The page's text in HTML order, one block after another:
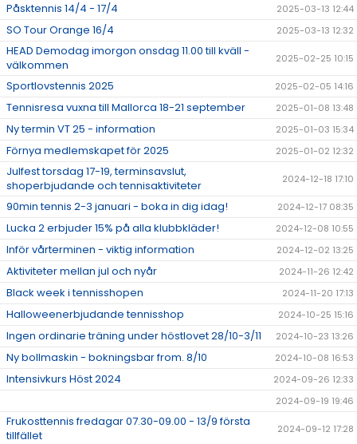
Påsktennis 14/4 - 17/4 2025-03-13 12:44
SO Tour Orange 16/4 2025-03-13 12:32
HEAD Demodag imorgon onsdag 11.00 till kväll -
välkommen
2025-02-25 10:15
Sportlovstennis 2025 2025-02-05 14:16
Tennisresa vuxna till Mallorca 18-21 september 2025-01-08 13:48
Ny termin VT 25 - information 2025-01-03 15:34
Förnya medlemskapet för 2025 2025-01-02 12:32
Julfest torsdag 17-19, terminsavslut,
shoperbjudande och tennisaktiviteter
2024-12-18 17:10
90min tennis 2-3 januari - boka in dig idag! 2024-12-17 08:35
Lucka 2 erbjuder 15% på alla klubbkläder! 2024-12-08 10:55
Inför vårterminen - viktig information 2024-12-02 13:25
Aktiviteter mellan jul och nyår 2024-11-26 12:42
Black week i tennisshopen 2024-11-20 17:13
Halloweenerbjudande tennisshop 2024-10-25 15:16
Ingen ordinarie träning under höstlovet 28/10-3/11 2024-10-23 13:26
Ny bollmaskin - bokningsbar from. 8/10 2024-10-08 16:53
Intensivkurs Höst 2024
2024-09-26 12:33
2024-09-19 19:46
Frukosttennis fredagar 07.30-09.00 - 13/9 första
tillfället
2024-09-12 17:28